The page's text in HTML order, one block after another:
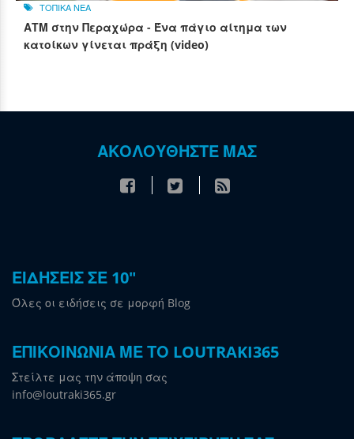
ΤΟΠΙΚΑ ΝΕΑ
ΑΤΜ στην Περαχώρα - Ένα πάγιο αίτημα των
κατοίκων γίνεται πράξη (video)
ΑΚΟΛΟΥΘΗΣΤΕ ΜΑΣ
ΕΙΔΗΣΕΙΣ ΣΕ 10"
Όλες οι ειδήσεις σε μορφή Blog
ΕΠΙΚΟΙΝΩΝΙΑ ΜΕ ΤΟ LOUTRAKI365
Στείλτε μας την άποψη σας
info@loutraki365.gr